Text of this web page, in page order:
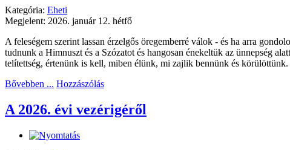
Kategória: Eheti
Megjelent: 2026. január 12. hétfő
A feleségem szerint lassan érzelgős öregemberré válok - és ha arra
tudnunk a Himnuszt és a Szózatot és hangosan énekeltük az ünnepség
telítettség, értenünk is kell, miben élünk, mi zajlik bennünk és körülöttünk.
Bővebben ... Hozzászólás
A 2026. évi vezérigéről